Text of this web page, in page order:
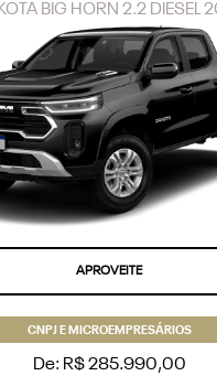
BIG HORN 2.2 DIESEL
APROVEITE
CNPJ E MICROEMPRESÁRIOS
De: R$ 285.990,00